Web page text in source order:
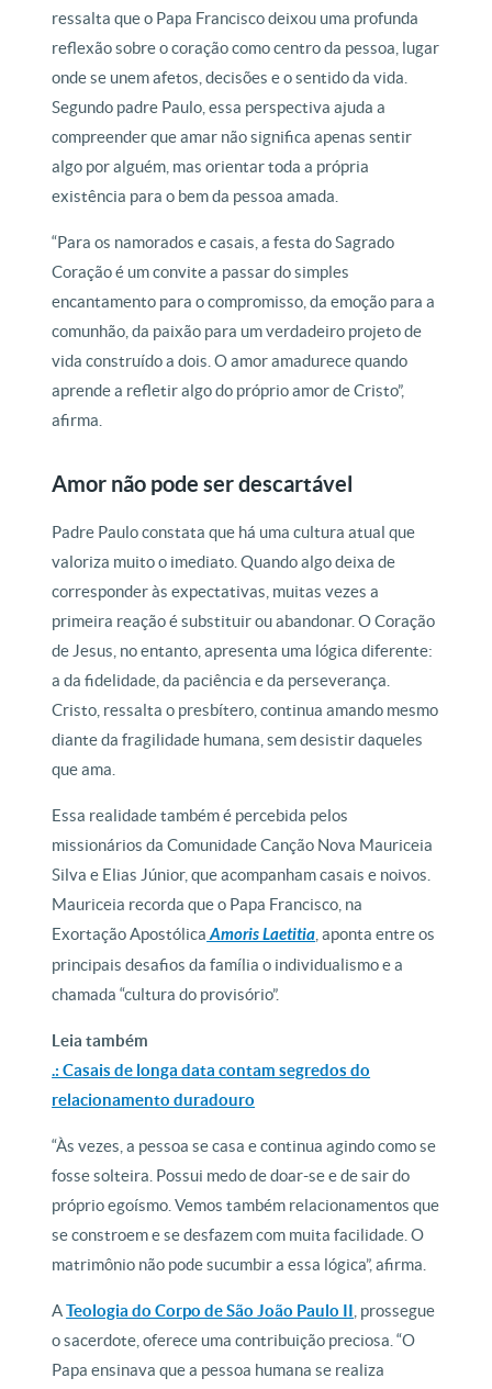
ressalta que o Papa Francisco deixou uma profunda
reflexão sobre o coração como centro da pessoa, lugar
onde se unem afetos, decisões e o sentido da vida.
Segundo padre Paulo, essa perspectiva ajuda a
compreender que amar não significa apenas sentir
algo por alguém, mas orientar toda a própria
existência para o bem da pessoa amada.
“Para os namorados e casais, a festa do Sagrado
Coração é um convite a passar do simples
encantamento para o compromisso, da emoção para a
comunhão, da paixão para um verdadeiro projeto de
vida construído a dois. O amor amadurece quando
aprende a refletir algo do próprio amor de Cristo”,
afirma.
Amor não pode ser descartável
Padre Paulo constata que há uma cultura atual que
valoriza muito o imediato. Quando algo deixa de
corresponder às expectativas, muitas vezes a
primeira reação é substituir ou abandonar. O Coração
de Jesus, no entanto, apresenta uma lógica diferente:
a da fidelidade, da paciência e da perseverança.
Cristo, ressalta o presbítero, continua amando mesmo
diante da fragilidade humana, sem desistir daqueles
que ama.
Essa realidade também é percebida pelos
missionários da Comunidade Canção Nova Mauriceia
Silva e Elias Júnior, que acompanham casais e noivos.
Mauriceia recorda que o Papa Francisco, na
Exortação ApostólicaAmoris Laetitia , aponta entre os
principais desafios da família o individualismo e a
chamada “cultura do provisório”.
Leia também
.: Casais de longa data contam segredos do
relacionamento duradouro
“Às vezes, a pessoa se casa e continua agindo como se
fosse solteira. Possui medo de doar-se e de sair do
próprio egoísmo. Vemos também relacionamentos que
se constroem e se desfazem com muita facilidade. O
matrimônio não pode sucumbir a essa lógica”, afirma.
ATeologia do Corpo de São João Paulo II , prossegue
o sacerdote, oferece uma contribuição preciosa. “O
Papa ensinava que a pessoa humana se realiza